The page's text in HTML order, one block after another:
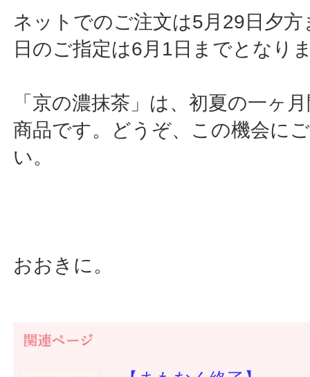
ネットでのご注文は5月29日夕
日のご指定は6月1日までとなり
「京の濃抹茶」は、初夏の一ヶ
商品です。どうぞ、この機会に
い。
おおきに。